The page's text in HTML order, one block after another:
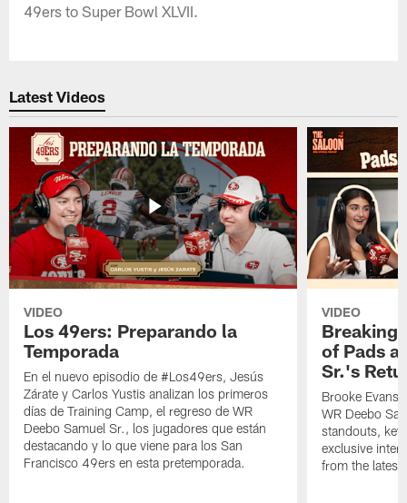
49ers to Super Bowl XLVII.
Latest Videos
VIDEO
Los 49ers: Preparando la
Temporada
En el nuevo episodio de #Los49ers, Jesús
Zárate y Carlos Yustis analizan los primeros
días de Training Camp, el regreso de WR
Deebo Samuel Sr., los jugadores que están
destacando y lo que viene para los San
Francisco 49ers en esta pretemporada.
VIDEO
Breaking
of Pads
Sr.'s
Brooke Evans
WR Deebo
standouts,
exclusive
from the latest